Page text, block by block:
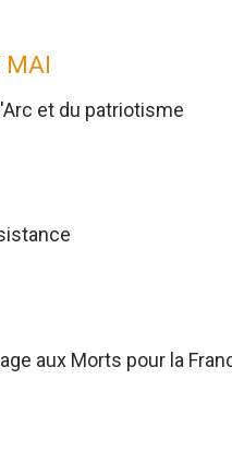
MAI
et du patriotisme
aux Morts pour la